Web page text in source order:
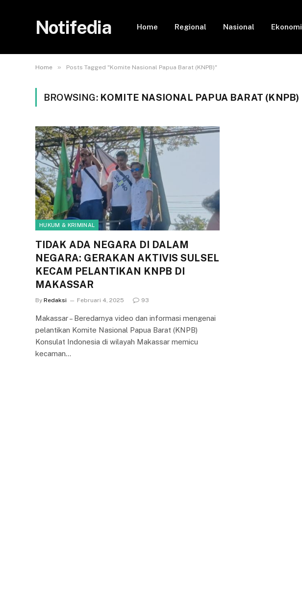
Notifedia Home Regional Nasional Ekonomi
Home » Posts Tagged "Komite Nasional Papua Barat (KNPB)"
BROWSING: KOMITE NASIONAL PAPUA BARAT (KNPB)
HUKUM & KRIMINAL
TIDAK ADA NEGARA DI DALAM
NEGARA: GERAKAN AKTIVIS SULSEL
KECAM PELANTIKAN KNPB DI
MAKASSAR
By Redaksi Februari 4, 2025 93
Makassar – Beredarnya video dan informasi mengenai
pelantikan Komite Nasional Papua Barat (KNPB)
Konsulat Indonesia di wilayah Makassar memicu
kecaman…